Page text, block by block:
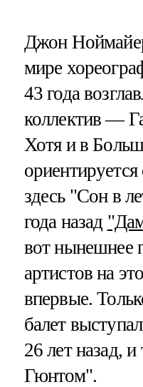
Джон
мире
43 года
коллектив —
Хотя и в
здесь "Сон в
года назад
вот нынешнее
артистов на
впервые.
балет
26 лет назад,
Гюнтом".